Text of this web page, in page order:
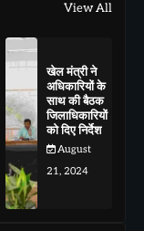
View All
खेल मंत्री ने
अधिकारियों के
साथ की बैठक
जिलाधिकारियों
को दिए निर्देश
August
21, 2024